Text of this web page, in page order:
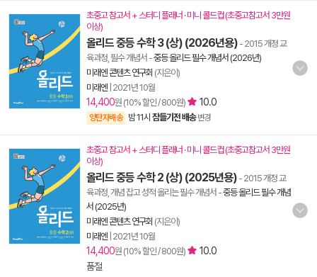
초중고 참고서 + 스터디 플래너 · 미니 콜드컵 (초중고참고서 3만원
이상)
올리드 중등 수학 3 (상) (2026년용) - 2015 개정 교
육과정, 필수 개념서 -중등 올리드 필수 개념서 (2026년)
미래엔 콘텐츠 연구회 (지은이)
미래엔 2021년 10월
14,400원 (10% 할인 / 800원) 10.0
양탄자배송 밤 11시 잠들기전 배송 변경
초중고 참고서 + 스터디 플래너 · 미니 콜드컵 (초중고참고서 3만원
이상)
올리드 중등 수학 2 (상) (2025년용) - 2015 개정 교
육과정, 개념 잡고 성적 올리는 필수 개념서 -중등 올리드 필수 개념
서 (2025년)
미래엔 콘텐츠 연구회 (지은이)
미래엔 2021년 10월
14,400원 (10% 할인 / 800원)
10.0
품절